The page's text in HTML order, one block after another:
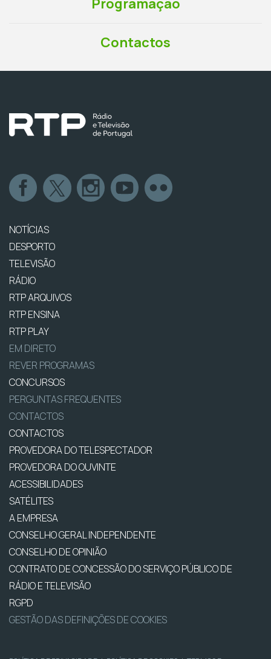
Programação
Contactos
NOTÍCIAS
DESPORTO
TELEVISÃO
RÁDIO
RTP ARQUIVOS
RTP ENSINA
RTP PLAY
EM DIRETO
REVER PROGRAMAS
CONCURSOS
PERGUNTAS FREQUENTES
CONTACTOS
CONTACTOS
PROVEDORA DO TELESPECTADOR
PROVEDORA DO OUVINTE
ACESSIBILIDADES
SATÉLITES
A EMPRESA
CONSELHO GERAL INDEPENDENTE
CONSELHO DE OPINIÃO
CONTRATO DE CONCESSÃO DO SERVIÇO PÚBLICO DE
RÁDIO E TELEVISÃO
RGPD
GESTÃO DAS DEFINIÇÕES DE COOKIES